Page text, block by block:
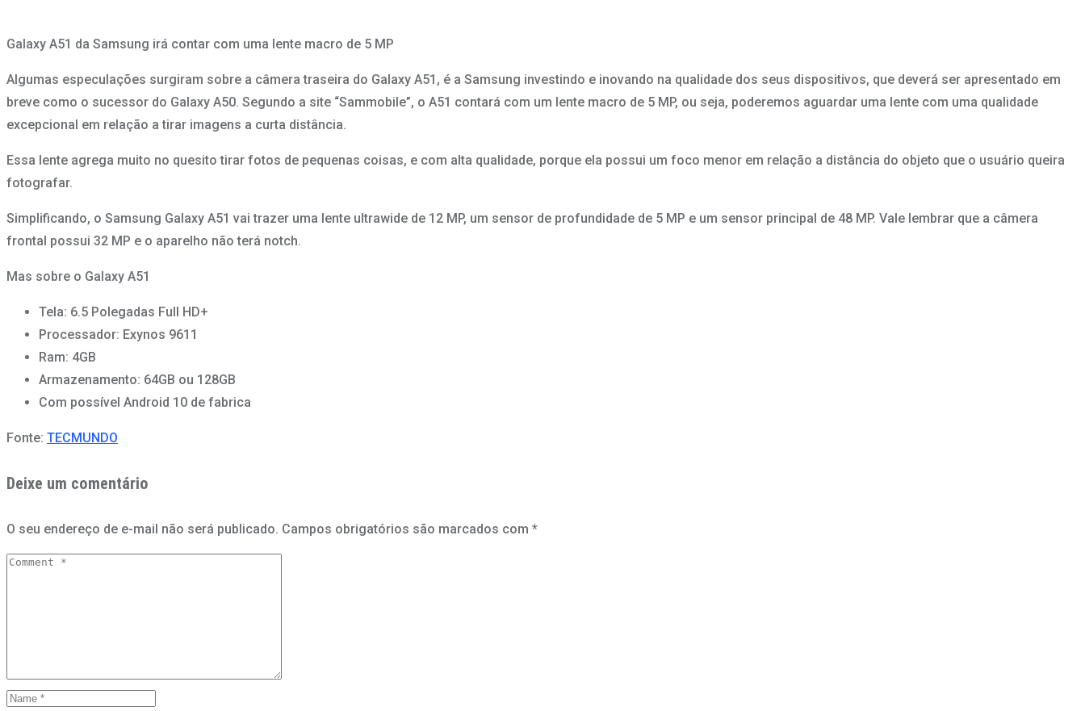
Galaxy A51 da Samsung irá contar com uma lente macro de 5 MP
Algumas especulações surgiram sobre a câmera traseira do Galaxy A51, é a Samsung investindo e inovando na qualidade dos seus dispositivos, que deverá ser apresentado em
breve como o sucessor do Galaxy A50. Segundo a site “Sammobile”, o A51 contará com um lente macro de 5 MP, ou seja, poderemos aguardar uma lente com uma qualidade
excepcional em relação a tirar imagens a curta distância.
Essa lente agrega muito no quesito tirar fotos de pequenas coisas, e com alta qualidade, porque ela possui um foco menor em relação a distância do objeto que o usuário queira
fotografar.
Simplificando, o Samsung Galaxy A51 vai trazer uma lente ultrawide de 12 MP, um sensor de profundidade de 5 MP e um sensor principal de 48 MP. Vale lembrar que a câmera
frontal possui 32 MP e o aparelho não terá notch.
Mas sobre o Galaxy A51
Tela: 6.5 Polegadas Full HD+
Processador: Exynos 9611
Ram: 4GB
Armazenamento: 64GB ou 128GB
Com possível Android 10 de fabrica
Fonte: TECMUNDO
Deixe um comentário
O seu endereço de e-mail não será publicado. Campos obrigatórios são marcados com *